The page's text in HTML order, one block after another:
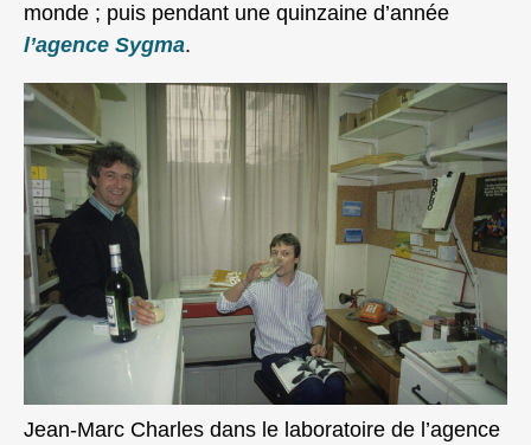
monde ; puis pendant une quinzaine d’année
l’agence Sygma.
Jean-Marc Charles dans le laboratoire de l’agence